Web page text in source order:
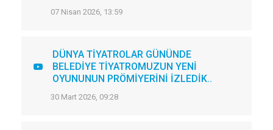
07 Nisan 2026, 13:59
DÜNYA TİYATROLAR GÜNÜNDE
BELEDİYE TİYATROMUZUN YENİ
OYUNUNUN PRÖMİYERİNİ İZLEDİK..
30 Mart 2026, 09:28